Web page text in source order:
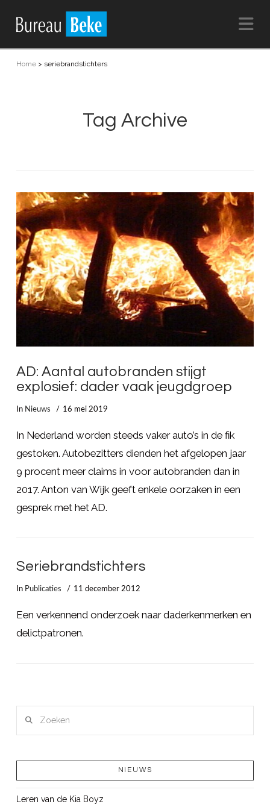
Home> seriebrandstichters
Tag Archive
AD: Aantal autobranden stijgt
explosief: dader vaak jeugdgroep
In Nieuws 16 mei 2019
In Nederland worden steeds vaker auto’s in de fik
gestoken. Autobezitters dienden het afgelopen jaar
9 procent meer claims in voor autobranden dan in
2017. Anton van Wijk geeft enkele oorzaken in een
gesprek met het AD.
Seriebrandstichters
In Publicaties 11 december 2012
Een verkennend onderzoek naar daderkenmerken en
delictpatronen.
NIEUWS
Leren van de Kia Boyz